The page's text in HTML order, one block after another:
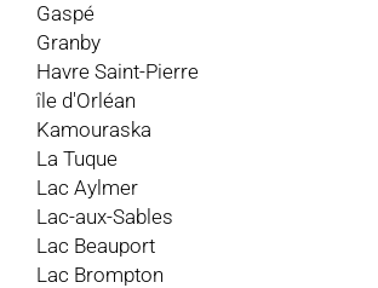
Gaspé
Granby
Havre Saint-Pierre
île d'Orléan
Kamouraska
La Tuque
Lac Aylmer
Lac-aux-Sables
Lac Beauport
Lac Brompton